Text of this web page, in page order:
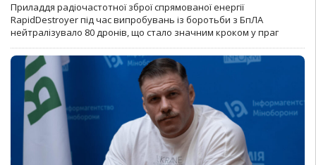
Приладдя радіочастотної зброї спрямованої енергії
RapidDestroyer під час випробувань із боротьби з БпЛА
нейтралізувало 80 дронів, що стало значним кроком у праг